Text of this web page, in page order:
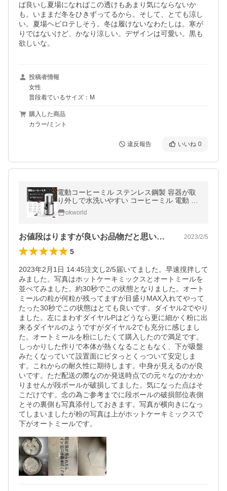
ば良いし夏場になればこの透けもあまり気にならないか
も。いままだ冬をひきずってるから。そして、とても涼し
い。夏場ヘビロテしそう。冬は履けないなわたしは。寒が
りではないけど、かなり涼しい。デザインは可愛い。黒も
欲しいな。
投稿者情報
女性
普段着ているサイズ：M
購入した商品
カラー/ミント
違反報告 いいね 0
電動コーヒーミル ステンレス鋼製 容器が取
り外しで水洗いやすい コーヒーミル 電動 お
茶ミル 胡椒ミル コンパクト 均一な粉末 お手
入れ簡単 プレゼント
okworld
お値段はりますが良いお品物だと思います。 2023/2/5
5
2023年2月1日 14:45注文し2/5届いてました。早速撹拌して
みました。写真はホットケーキミックスとオートミールを
並べてみました。約30秒でこの状態となりました。オート
ミールの粒が何粒が残ってますが目盛りMAX入れてやって
たった30秒でこの状態はとても良いです。ダイヤル2でやり
ました。左にまわすダイヤルPはどうなら更に細かく粉に出
来るダイヤルのようですがダイヤル2でも充分に感じまし
た。オートミールを粉にしたくて購入したので満足です。
しっかりした作りで本体が熱くなることもなく、下が吸盤
みたくなっていて設置面にピタっとくっついて安定しま
す。これからの耐久性に期待します。中身が見えるのが良
いです。ただ配送の際なのか発送時点での元々なのかわか
りませんが段ボールが破損してました。気になった点はそ
こだけです。念の為ご参考までに段ボールの破損部位表側
とその裏側も写真添付しておきます。写真が横向きになっ
てしまいましたが粉の写真は上がホットケーキミックスで
下がオートミールです。